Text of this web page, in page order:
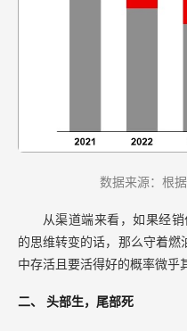
数据来源：根
从渠道端来看，如果经
的思维转变的话，那么守着燃
中存活且要活得好的概率微乎
二、 头部生，尾部死